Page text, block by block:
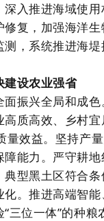
入推进海域使
复，加强海洋
，系统推进海
建设农业强省
振兴全局和成
质高效、乡村
量效益。坚持产
能力。严守耕
型黑土区符合
。推进高端智
三位一体”的种